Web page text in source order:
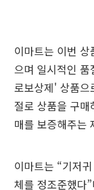
이마트는 이번
으며 일시적인
로보상제' 상품으
절로 상품을 구
매를 보증해주는
이마트는 “기저
체를 정조준했다